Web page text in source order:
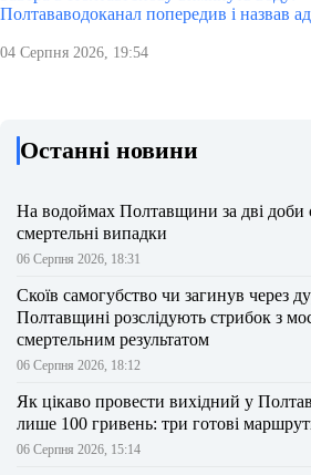
Полтававодоканал попередив і назвав
04 Серпня 2026, 19:54
Останні новини
На водоймах Полтавщини за дві доби
смертельні випадки
06 Серпня 2026, 18:31
Скоїв самогубство чи загинув через
Полтавщині розслідують стрибок з
смертельним результатом
06 Серпня 2026, 18:12
Як цікаво провести вихідний у
лише 100 гривень: три готові
06 Серпня 2026, 15:14